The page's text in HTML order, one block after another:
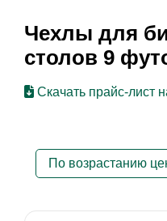
Чехлы для
столов 9
Скачать прайс-лист
По возрастанию